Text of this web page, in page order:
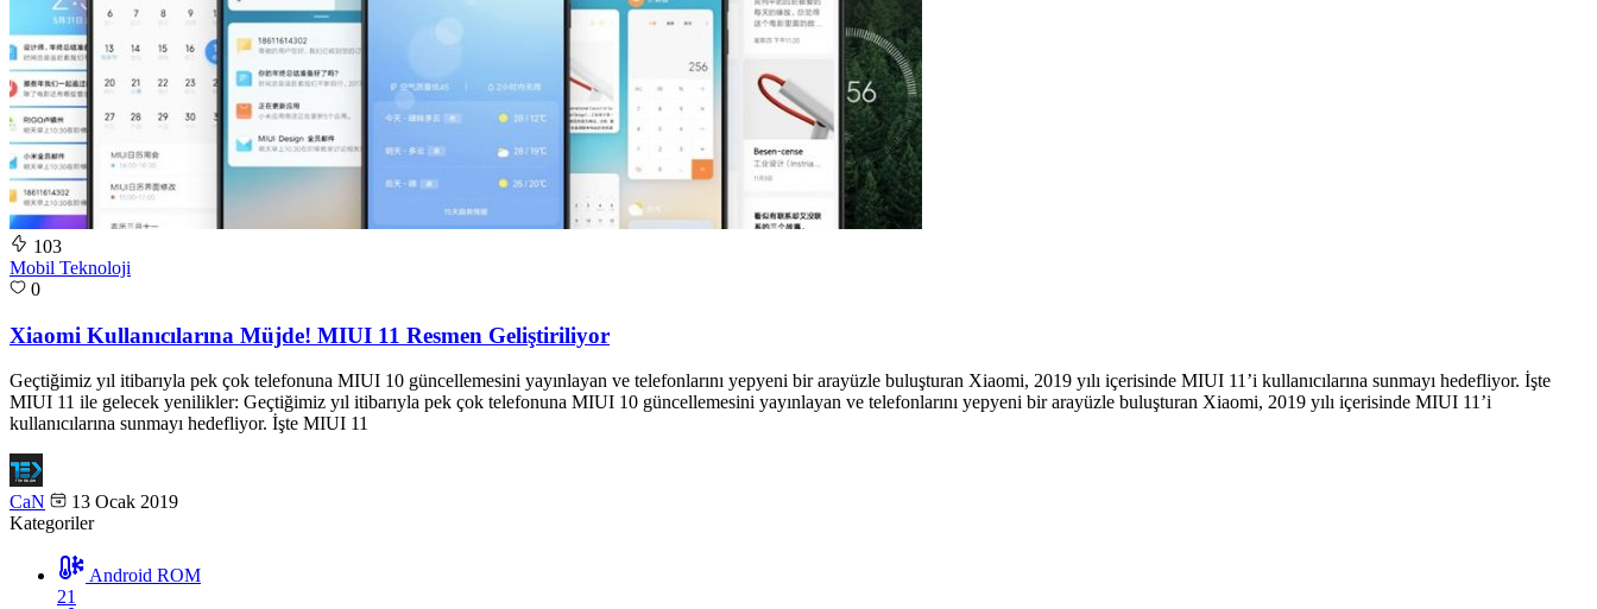
103
Mobil Teknoloji
0
Xiaomi Kullanıcılarına Müjde! MIUI 11 Resmen Geliştiriliyor
Geçtiğimiz yıl itibarıyla pek çok telefonuna MIUI 10 güncellemesini yayınlayan ve telefonlarını yepyeni bir arayüzle buluşturan Xiaomi, 2019 yılı içerisinde MIUI 11’i kullanıcılarına sunmayı hedefliyor. İşte
MIUI 11 ile gelecek yenilikler: Geçtiğimiz yıl itibarıyla pek çok telefonuna MIUI 10 güncellemesini yayınlayan ve telefonlarını yepyeni bir arayüzle buluşturan Xiaomi, 2019 yılı içerisinde MIUI 11’i
kullanıcılarına sunmayı hedefliyor. İşte MIUI 11
CaN
13 Ocak 2019
Kategoriler
Android ROM
21